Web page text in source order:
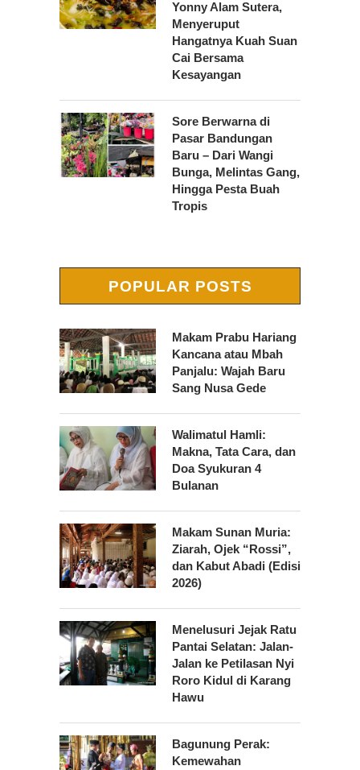
Yonny Alam Sutera,
Menyeruput
Hangatnya Kuah Suan
Cai Bersama
Kesayangan
Sore Berwarna di
Pasar Bandungan
Baru – Dari Wangi
Bunga, Melintas Gang,
Hingga Pesta Buah
Tropis
POPULAR POSTS
Makam Prabu Hariang
Kancana atau Mbah
Panjalu: Wajah Baru
Sang Nusa Gede
Walimatul Hamli:
Makna, Tata Cara, dan
Doa Syukuran 4
Bulanan
Makam Sunan Muria:
Ziarah, Ojek “Rossi”,
dan Kabut Abadi (Edisi
2026)
Menelusuri Jejak Ratu
Pantai Selatan: Jalan-
Jalan ke Petilasan Nyi
Roro Kidul di Karang
Hawu
Bagunung Perak:
Kemewahan